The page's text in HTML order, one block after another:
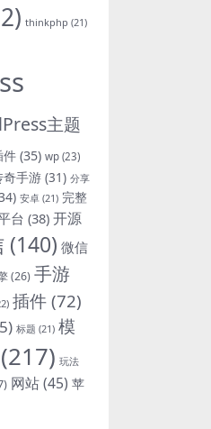
thinkphp (21)
主题
(35) wp (23)
奇手游 (31) 分享
安卓 (21) 完整
台 (38) 开源
(140) 微信
(26) 手游
插件 (72)
标题 (21) 模
(217) 玩法
网站(45) 苹